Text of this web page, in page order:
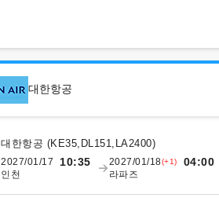
대한항공
대한항공 (KE35,DL151,LA2400)
2027/01/17 10:35
인천
2027/01/18(+1) 04:00
라파즈